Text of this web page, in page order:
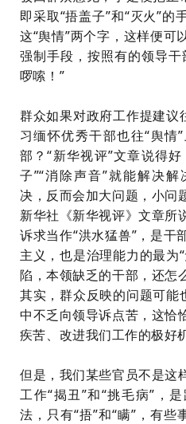
即采取“捂盖子”和“灭火”
这“舆情”两个字，这样便可
强制手段，按照有的领导
啰嗦！”
群众如果对政府工作提建议
习缅怀优秀干部也往“舆情
部？“新华视评”文章说得
子”“消除声音”就能解决
决，反而会加大问题，小问
新华社《新华视评》文章所
诉求当作“洪水猛兽”，是干
主义，也是治理能力的最为
陷，本领缺乏的干部，还怎
其实，群众反映的问题可能
中不乏向领导诉点苦，这恰
疾苦、改进我们工作的极好
但是，我们某些官员不是这
工作“揭丑”和“挑毛病”，
法，只有“捂”和“瞒”，有些